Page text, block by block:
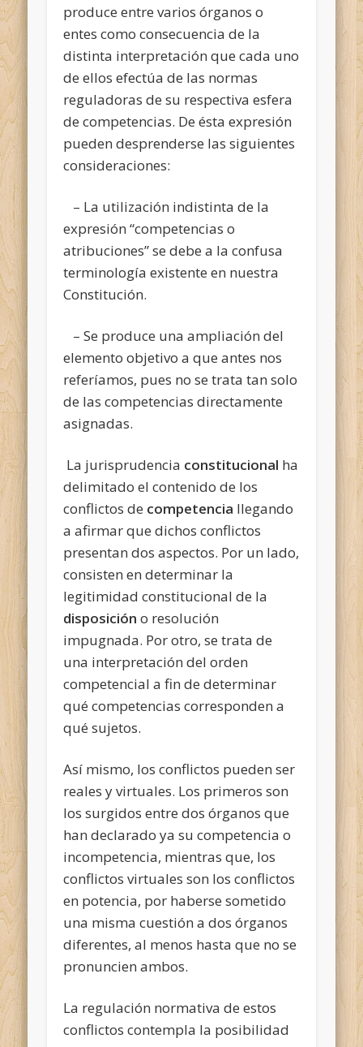
produce entre varios órganos o
entes como consecuencia de la
distinta interpretación que cada uno
de ellos efectúa de las normas
reguladoras de su respectiva esfera
de competencias. De ésta expresión
pueden desprenderse las siguientes
consideraciones:
– La utilización indistinta de la
expresión “competencias o
atribuciones” se debe a la confusa
terminología existente en nuestra
Constitución.
– Se produce una ampliación del
elemento objetivo a que antes nos
referíamos, pues no se trata tan solo
de las competencias directamente
asignadas.
La jurisprudencia constitucional ha
delimitado el contenido de los
conflictos de competencia llegando
a afirmar que dichos conflictos
presentan dos aspectos. Por un lado,
consisten en determinar la
legitimidad constitucional de la
disposición o resolución
impugnada. Por otro, se trata de
una interpretación del orden
competencial a fin de determinar
qué competencias corresponden a
qué sujetos.
Así mismo, los conflictos pueden ser
reales y virtuales. Los primeros son
los surgidos entre dos órganos que
han declarado ya su competencia o
incompetencia, mientras que, los
conflictos virtuales son los conflictos
en potencia, por haberse sometido
una misma cuestión a dos órganos
diferentes, al menos hasta que no se
pronuncien ambos.
La regulación normativa de estos
conflictos contempla la posibilidad